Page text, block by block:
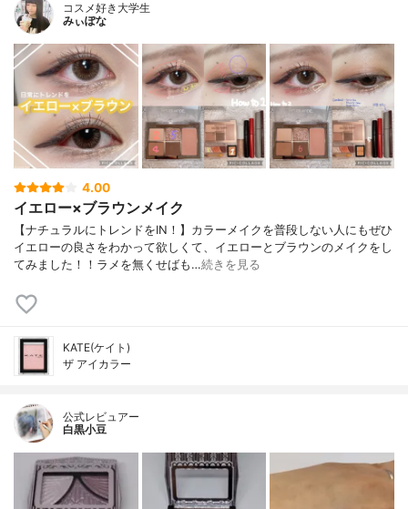
コスメ好き大学生
みぃぽな
4.00
イエロー×ブラウンメイク
【ナチュラルにトレンドをIN！】カラーメイクを普段しない人にもぜひ
イエローの良さをわかって欲しくて、イエローとブラウンのメイクをし
てみました！！ラメを無くせばも…続きを見る
KATE(ケイト)
ザ アイカラー
公式レビュアー
白黒小豆